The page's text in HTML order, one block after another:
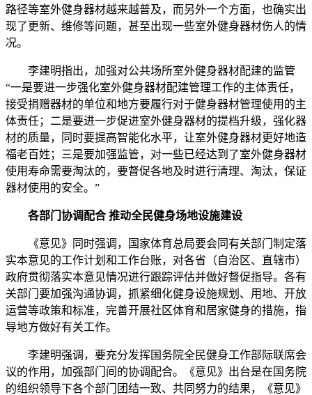
路径等室外健身器材越来越普及，而另外一个方面，也确实出
现了更新、维修等问题，甚至出现一些室外健身器材伤人的情
况。
李建明指出，加强对公共场所室外健身器材配建的监管
“一是要进一步强化室外健身器材配建管理工作的主体责任，
接受捐赠器材的单位和地方要履行对于健身器材管理使用的主
体责任；二是要进一步促进室外健身器材的提档升级，强化器
材的质量，同时要提高智能化水平，让室外健身器材更好地造
福老百姓；三是要加强监管，对一些已经达到了室外健身器材
使用寿命需要淘汰的，要督促各地及时进行清理、淘汰，保证
器材使用的安全。”
各部门协调配合 推动全民健身场地设施建设
《意见》同时强调，国家体育总局要会同有关部门制定落
实本意见的工作计划和工作台账，对各省（自治区、直辖市）
政府贯彻落实本意见情况进行跟踪评估并做好督促指导。各有
关部门要加强沟通协调，抓紧细化健身设施规划、用地、开放
运营等政策和标准，完善开展社区体育和居家健身的措施，指
导地方做好有关工作。
李建明强调，要充分发挥国务院全民健身工作部际联席会
议的作用，加强部门间的协调配合。《意见》出台是在国务院
的组织领导下各个部门团结一致、共同努力的结果，《意见》